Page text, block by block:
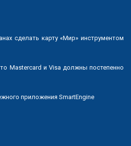
сделать карту «Мир» инструментом
Mastercard и Visa должны постепенно
приложения SmartEngine